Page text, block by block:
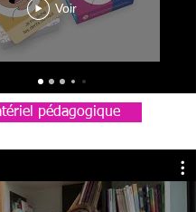
Voir
pédagogique